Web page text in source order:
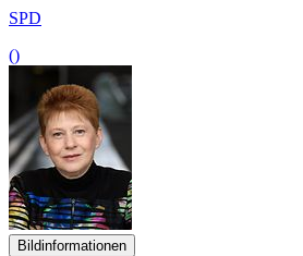
SPD
()
Bildinformationen